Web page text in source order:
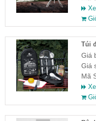
Túi
trời
Giá
Giá
Mã